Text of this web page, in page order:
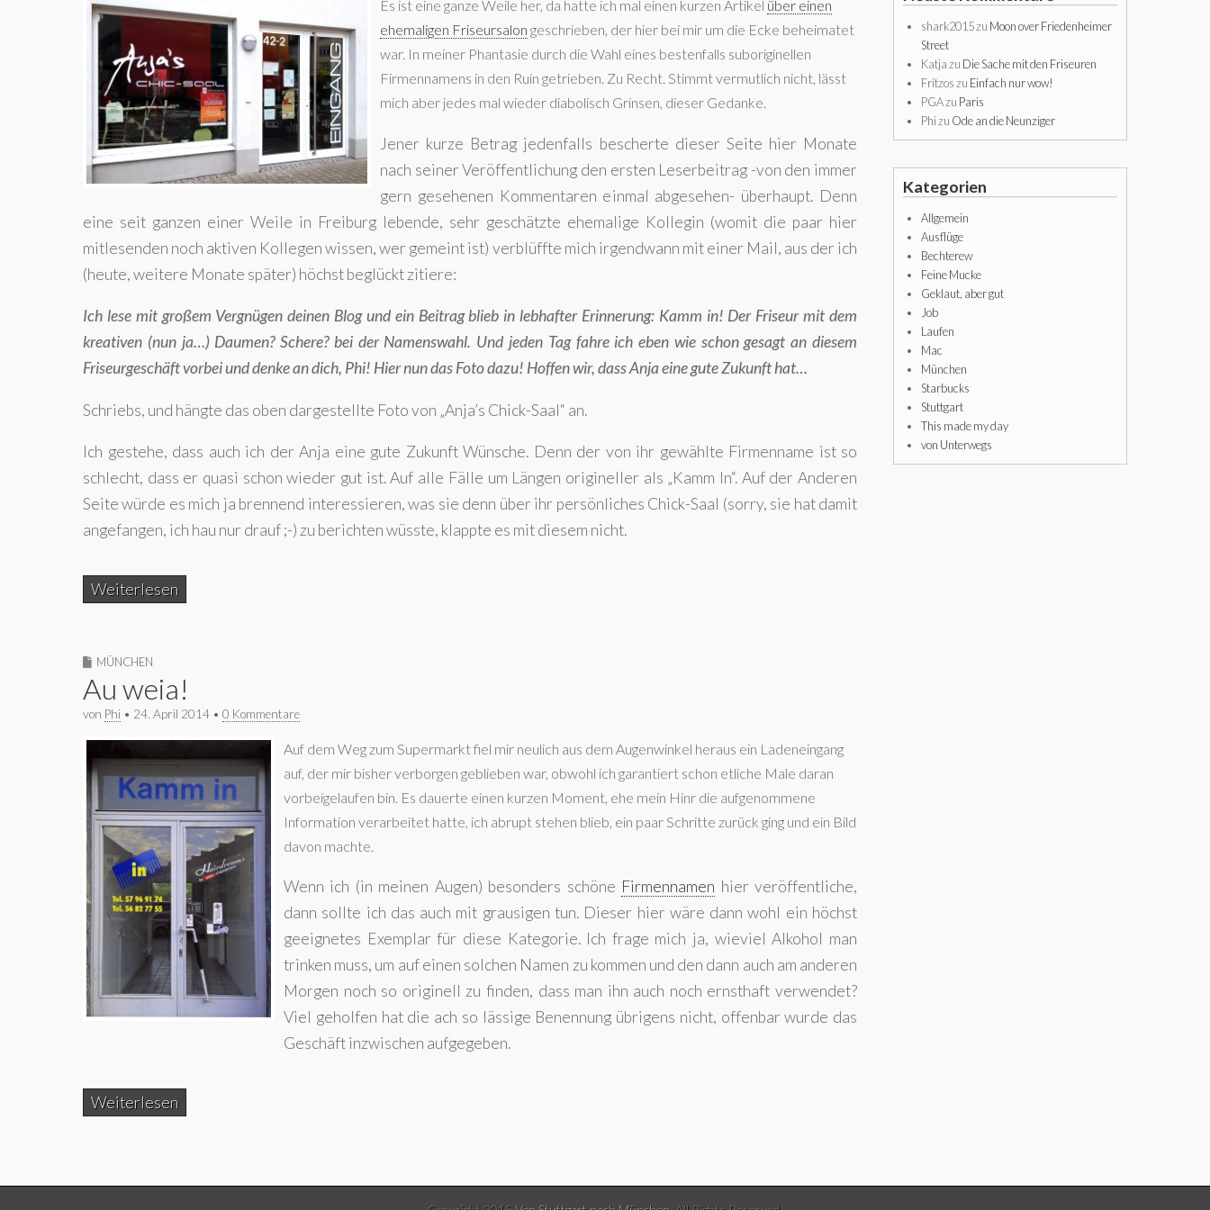
Es ist eine ganze Weile her, da hatte ich mal einen kurzen Artikel über einen
ehemaligen Friseursalon geschrieben, der hier bei mir um die Ecke beheimatet
war. In meiner Phantasie durch die Wahl eines bestenfalls suboriginellen
Firmennamens in den Ruin getrieben. Zu Recht. Stimmt vermutlich nicht, lässt
mich aber jedes mal wieder diabolisch Grinsen, dieser Gedanke.
Jener kurze Betrag jedenfalls bescherte dieser Seite hier Monate
nach seiner Veröffentlichung den ersten Leserbeitrag -von den immer
gern gesehenen Kommentaren einmal abgesehen- überhaupt. Denn
eine seit ganzen einer Weile in Freiburg lebende, sehr geschätzte ehemalige Kollegin (womit die paar hier
mitlesenden noch aktiven Kollegen wissen, wer gemeint ist) verblüffte mich irgendwann mit einer Mail, aus der ich
(heute, weitere Monate später) höchst beglückt zitiere:
Ich lese mit großem Vergnügen deinen Blog und ein Beitrag blieb in lebhafter Erinnerung: Kamm in! Der Friseur mit dem
kreativen (nun ja…) Daumen? Schere? bei der Namenswahl. Und jeden Tag fahre ich eben wie schon gesagt an diesem
Friseurgeschäft vorbei und denke an dich, Phi! Hier nun das Foto dazu! Hoffen wir, dass Anja eine gute Zukunft hat…
Schriebs, und hängte das oben dargestellte Foto von „Anja’s Chick-Saal“ an.
Ich gestehe, dass auch ich der Anja eine gute Zukunft Wünsche. Denn der von ihr gewählte Firmenname ist so
schlecht, dass er quasi schon wieder gut ist. Auf alle Fälle um Längen origineller als „Kamm In“. Auf der Anderen
Seite würde es mich ja brennend interessieren, was sie denn über ihr persönliches Chick-Saal (sorry, sie hat damit
angefangen, ich hau nur drauf ;-) zu berichten wüsste, klappte es mit diesem nicht.
Weiterlesen
MÜNCHEN
Au weia!
von Phi • 24. April 2014 • 0 Kommentare
Auf dem Weg zum Supermarkt fiel mir neulich aus dem Augenwinkel heraus ein Ladeneingang
auf, der mir bisher verborgen geblieben war, obwohl ich garantiert schon etliche Male daran
vorbeigelaufen bin. Es dauerte einen kurzen Moment, ehe mein Hinr die aufgenommene
Information verarbeitet hatte, ich abrupt stehen blieb, ein paar Schritte zurück ging und ein Bild
davon machte.
Wenn ich (in meinen Augen) besonders schöne Firmennamen hier veröffentliche,
dann sollte ich das auch mit grausigen tun. Dieser hier wäre dann wohl ein höchst
geeignetes Exemplar für diese Kategorie. Ich frage mich ja, wieviel Alkohol man
trinken muss, um auf einen solchen Namen zu kommen und den dann auch am anderen
Morgen noch so originell zu finden, dass man ihn auch noch ernsthaft verwendet?
Viel geholfen hat die ach so lässige Benennung übrigens nicht, offenbar wurde das
Geschäft inzwischen aufgegeben.
Weiterlesen
shark2015zu Moon over Friedenheimer
Street
Katjazu Die Sache mit den Friseuren
Fritzoszu Einfach nur wow!
PGAzu Paris
Phizu Ode an die Neunziger
Kategorien
Allgemein
Ausflüge
Bechterew
Feine Mucke
Geklaut, aber gut
Job
Laufen
Mac
München
Starbucks
Stuttgart
This made my day
von Unterwegs